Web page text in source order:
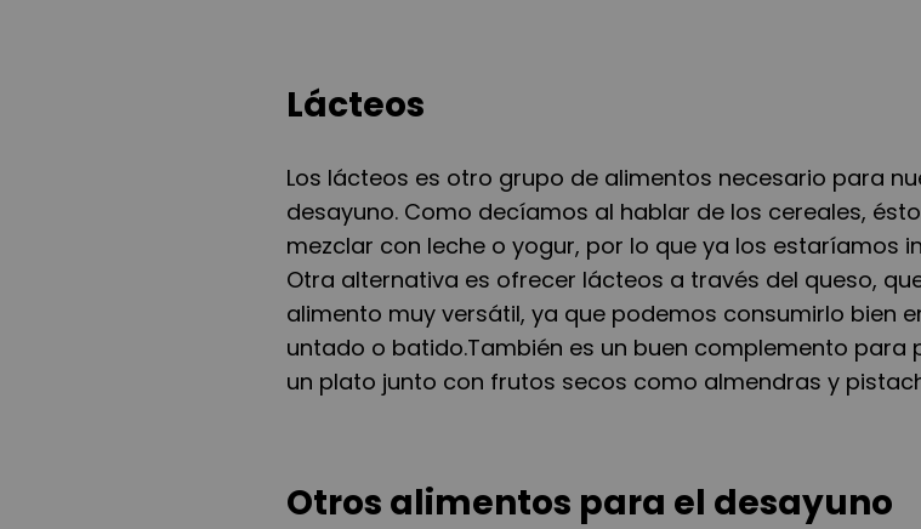
Lácteos
Los lácteos es otro grupo de alimentos necesario para
desayuno. Como decíamos al hablar de los cereales,
mezclar con leche o yogur, por lo que ya los estaríamos
Otra alternativa es ofrecer lácteos a través del queso,
alimento muy versátil, ya que podemos consumirlo bien
untado o batido.También es un buen complemento para
un plato junto con frutos secos como almendras y
Otros alimentos para el desayuno